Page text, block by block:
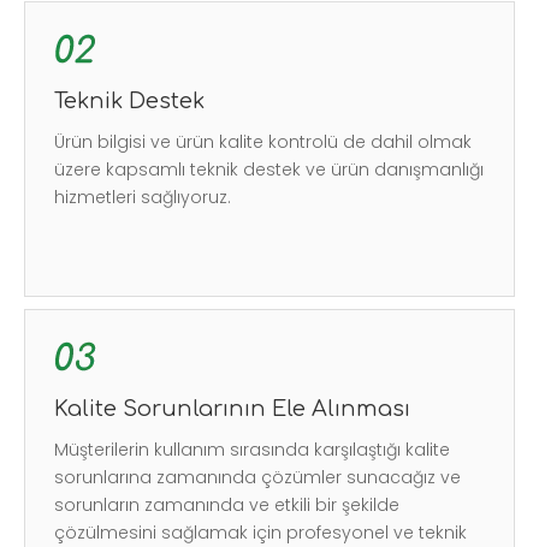
Teknik Destek
Ürün bilgisi ve ürün kalite kontrolü de dahil olmak
üzere kapsamlı teknik destek ve ürün danışmanlığı
hizmetleri sağlıyoruz.
Kalite Sorunlarının Ele Alınması
Müşterilerin kullanım sırasında karşılaştığı kalite
sorunlarına zamanında çözümler sunacağız ve
sorunların zamanında ve etkili bir şekilde
çözülmesini sağlamak için profesyonel ve teknik